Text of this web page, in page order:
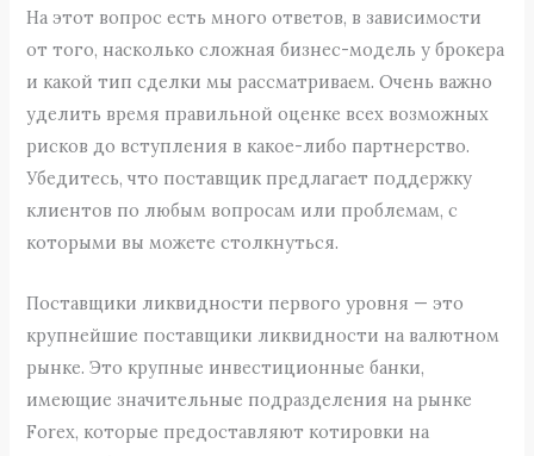
На этот вопрос есть много ответов, в зависимости
от того, насколько сложная бизнес-модель у брокера
и какой тип сделки мы рассматриваем. Очень важно
уделить время правильной оценке всех возможных
рисков до вступления в какое-либо партнерство.
Убедитесь, что поставщик предлагает поддержку
клиентов по любым вопросам или проблемам, с
которыми вы можете столкнуться.
Поставщики ликвидности первого уровня — это
крупнейшие поставщики ликвидности на валютном
рынке. Это крупные инвестиционные банки,
имеющие значительные подразделения на рынке
Forex, которые предоставляют котировки на